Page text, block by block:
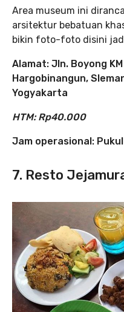
Area museum ini
arsitektur bebatuan
bikin foto-foto disini
Alamat: Jln. Boyong
Hargobinangun,
Yogyakarta
HTM: Rp40.000
Jam operasional:
7. Resto